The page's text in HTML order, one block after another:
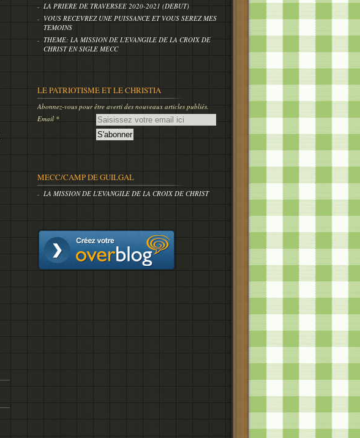
LA PRIERE DE TRAVERSEE 2020-2021 (DEBUT)
VOUS RECEVREZ UNE PUISSANCE ET VOUS SEREZ MES
TEMOINS
THEME: LA MISSION DE L'EVANGILE DE LA CROIX DE
CHRIST EN SIGLE MECC
LE PATRIOTISME ET LE CHRISTIA
Abonnez-vous pour être averti des nouveaux articles publiés.
Email
MECC/CAMP DE GUILGAL
LA MISSION DE L'EVANGILE DE LA CROIX DE CHRIST